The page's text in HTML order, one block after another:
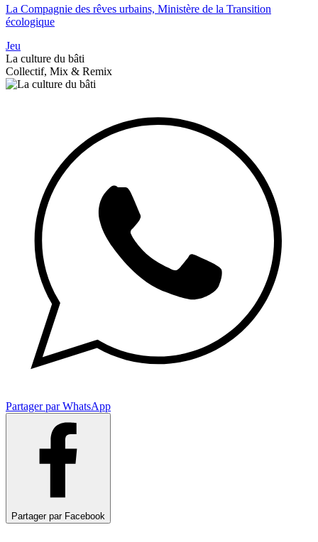
La Compagnie des rêves urbains, Ministère de la Transition
écologique
Jeu
La culture du bâti
Collectif, Mix & Remix
Partager par WhatsApp
Partager par Facebook